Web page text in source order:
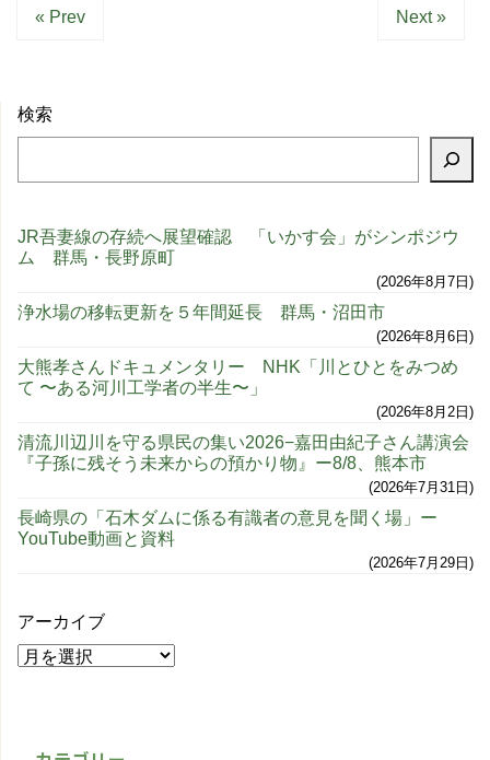
« Prev Next »
検索
JR吾妻線の存続へ展望確認 「いかす会」がシンポジウ
ム 群馬・長野原町
2026年8月7日
浄水場の移転更新を５年間延長 群馬・沼田市
2026年8月6日
大熊孝さんドキュメンタリー NHK「川とひとをみつめ
て 〜ある河川工学者の半生〜」
2026年8月2日
清流川辺川を守る県民の集い2026−嘉田由紀子さん講演会
『子孫に残そう未来からの預かり物』ー8/8、熊本市
2026年7月31日
長崎県の「石木ダムに係る有識者の意見を聞く場」ー
YouTube動画と資料
2026年7月29日
アーカイブ